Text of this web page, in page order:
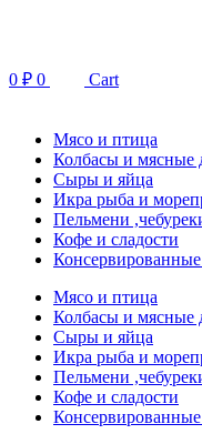
0 ₽ 0 Cart
Мясо и птица
Колбасы и мясные
Сыры и яйца
Икра рыба и
Пельмени
Кофе и сладости
Консервированные
Мясо и птица
Колбасы и мясные
Сыры и яйца
Икра рыба и
Пельмени
Кофе и сладости
Консервированные